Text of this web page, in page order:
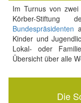
Im Turnus von
Körber-Stiftung
Bundespräsidenten
Kinder und
Lokal- oder
Übersicht über alle
Die